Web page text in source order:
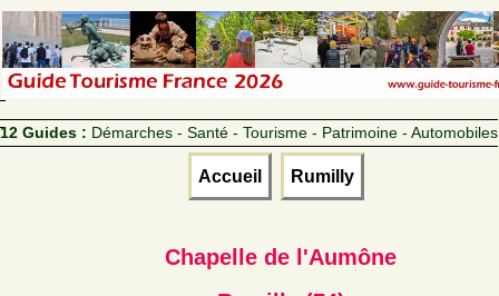
12 Guides : Démarches - Santé - Tourisme - Patrimoine - Automobiles
Accueil Rumilly
Chapelle de l'Aumône